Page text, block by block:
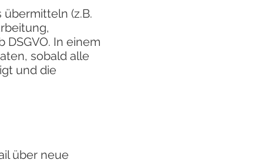
(z.B.
In einem
sobald alle
und die
über neue